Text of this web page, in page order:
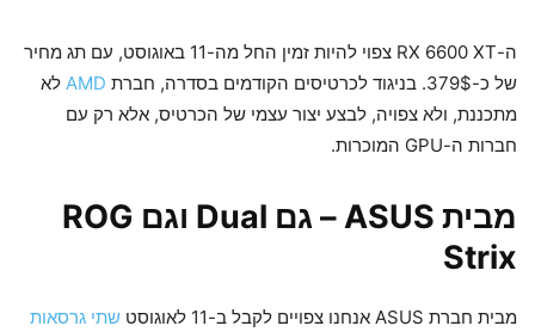
ה-RX 6600 XT צפוי להיות זמין החל מה-11 באוגוסט, עם תג מחיר
של כ-379$. בניגוד לכרטיסים הקודמים בסדרה, חברת
AMD לא
מתכננת, ולא צפויה, לבצע יצור עצמי של הכרטיס, אלא רק עם
חברות ה-GPU המוכרות.
מבית ASUS – גם Dual וגם ROG
Strix
מבית חברת ASUS אנחנו צפויים לקבל ב-11 לאוגוסט
שתי גרסאות